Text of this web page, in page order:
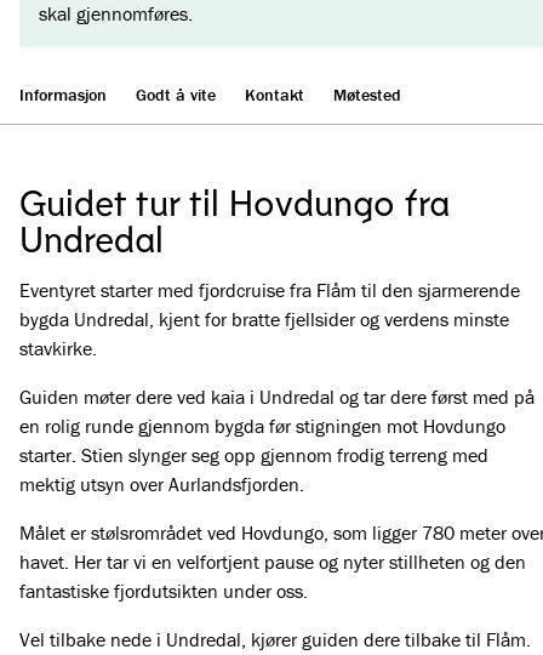
skal gjennomføres.
Informasjon Godt å vite Kontakt Møtested
Guidet tur til Hovdungo fra
Undredal
Eventyret starter med fjordcruise fra Flåm til den sjarmerende
bygda Undredal, kjent for bratte fjellsider og verdens minste
stavkirke.
Guiden møter dere ved kaia i Undredal og tar dere først med på
en rolig runde gjennom bygda før stigningen mot Hovdungo
starter. Stien slynger seg opp gjennom frodig terreng med
mektig utsyn over Aurlandsfjorden.
Målet er stølsrområdet ved Hovdungo, som ligger 780 meter
havet. Her tar vi en velfortjent pause og nyter stillheten og den
fantastiske fjordutsikten under oss.
Vel tilbake nede i Undredal, kjører guiden dere tilbake til Flåm.